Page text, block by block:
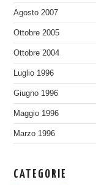
Agosto 2007
Ottobre 2005
Ottobre 2004
Luglio 1996
Giugno 1996
Maggio 1996
Marzo 1996
CATEGORIE